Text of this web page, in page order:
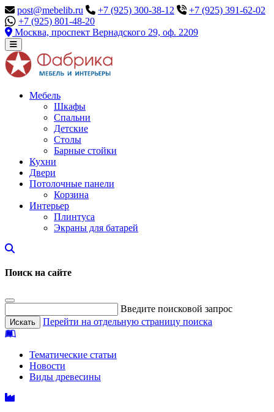
post@mebelib.ru +7 (925) 300-38-12
+7 (925) 391-62-02
+7 (925) 801-48-20
Москва, проспект Вернадского 29, оф. 2209
Мебель
Шкафы
Спальни
Детские
Столы
Барные стойки
Кухни
Двери
Потолочные панели
Корзина
Интерьер
Плинтуса
Экраны для батарей
Поиск на сайте
Введите поисковой запрос
Перейти на отдельную страницу поиска
Тематические статьи
Новости
Виды древесины